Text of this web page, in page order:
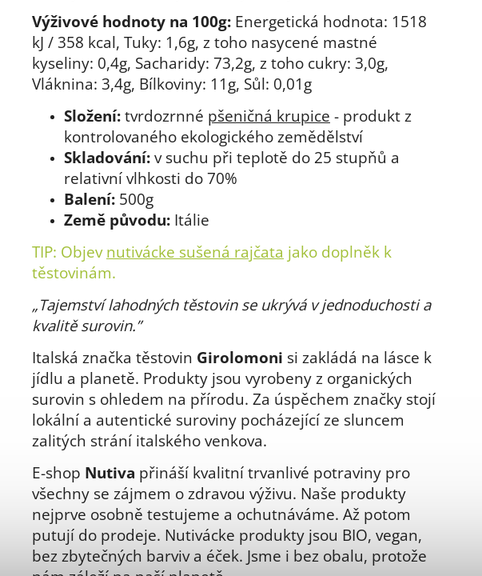
Výživové hodnoty na 100g: Energetická hodnota: 1518
kJ / 358 kcal, Tuky: 1,6g, z toho nasycené mastné
kyseliny: 0,4g, Sacharidy: 73,2g, z toho cukry: 3,0g,
Vláknina: 3,4g, Bílkoviny: 11g, Sůl: 0,01g
Složení: tvrdozrnné pšeničná krupice - produkt z
kontrolovaného ekologického zemědělství
Skladování: v suchu při teplotě do 25 stupňů a
relativní vlhkosti do 70%
Balení: 500g
Země původu: Itálie
TIP: Objev nutivácke sušená rajčata jako doplněk k
těstovinám.
„Tajemství lahodných těstovin se ukrývá v jednoduchosti a
kvalitě surovin.”
Italská značka těstovin Girolomoni si zakládá na lásce k
jídlu a planetě. Produkty jsou vyrobeny z organických
surovin s ohledem na přírodu. Za úspěchem značky stojí
lokální a autentické suroviny pocházející ze sluncem
zalitých strání italského venkova.
E-shop Nutiva přináší kvalitní trvanlivé potraviny pro
všechny se zájmem o zdravou výživu. Naše produkty
nejprve osobně testujeme a ochutnáváme. Až potom
putují do prodeje. Nutivácke produkty jsou BIO, vegan,
bez zbytečných barviv a éček. Jsme i bez obalu, protože